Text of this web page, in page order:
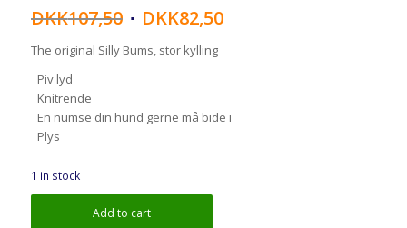
DKK107,50 DKK82,50
The original Silly Bums, stor kylling
Piv lyd
Knitrende
En numse din hund gerne må bide i
Plys
1 in stock
Add to cart